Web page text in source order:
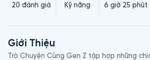
20 đánh giá Kỹ năng 6 giờ 25 phút
Giới Thiệu
Trò Chuyện Cùng Gen Z tập hợp những